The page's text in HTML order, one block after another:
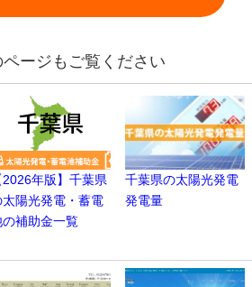
ージもご覧ください
2026年版】千葉県
太陽光発電・蓄電
の補助金一覧
千葉県の太陽光発電
発電量